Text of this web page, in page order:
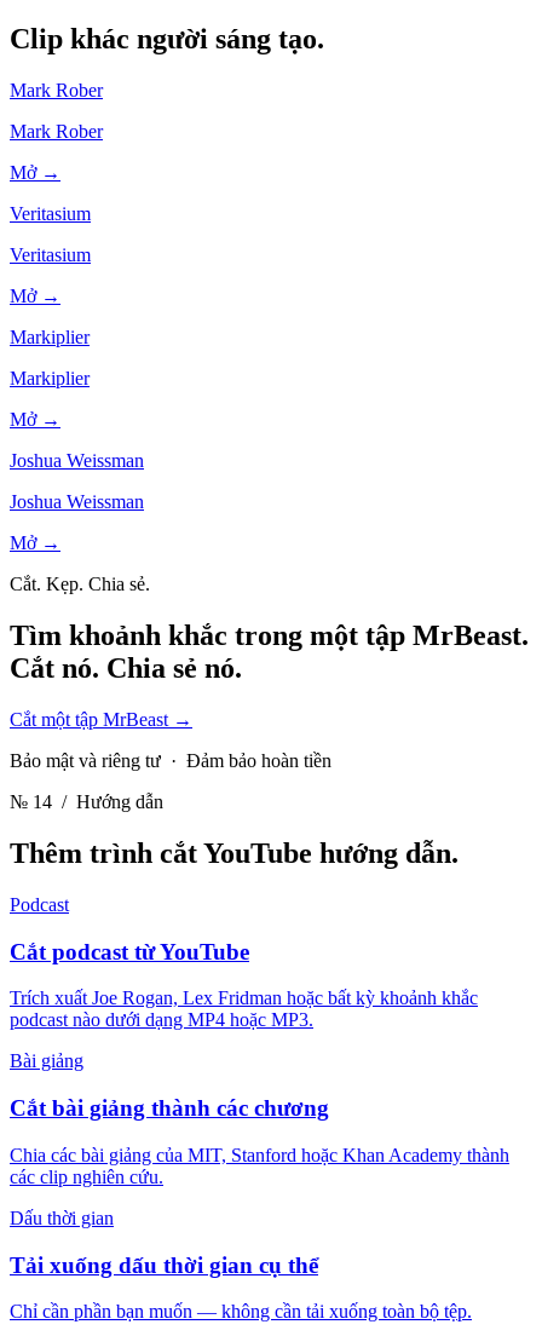
Clip khác người sáng tạo.
Mark Rober
Mark Rober
Mở →
Veritasium
Veritasium
Mở →
Markiplier
Markiplier
Mở →
Joshua Weissman
Joshua Weissman
Mở →
Cắt. Kẹp. Chia sẻ.
Tìm khoảnh khắc trong một tập MrBeast.
Cắt nó. Chia sẻ nó.
Cắt một tập MrBeast →
Bảo mật và riêng tư · Đảm bảo hoàn tiền
№ 14 / Hướng dẫn
Thêm trình cắt YouTube hướng dẫn.
Podcast
Cắt podcast từ YouTube
Trích xuất Joe Rogan, Lex Fridman hoặc bất kỳ khoảnh khắc
podcast nào dưới dạng MP4 hoặc MP3.
Bài giảng
Cắt bài giảng thành các chương
Chia các bài giảng của MIT, Stanford hoặc Khan Academy thành
các clip nghiên cứu.
Dấu thời gian
Tải xuống dấu thời gian cụ thể
Chỉ cần phần bạn muốn — không cần tải xuống toàn bộ tệp.